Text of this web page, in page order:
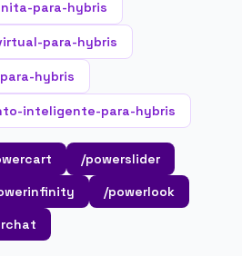
para-hybris
para-hybris
hybris
inteligente-para-hybris
/powerslider
/powerlook